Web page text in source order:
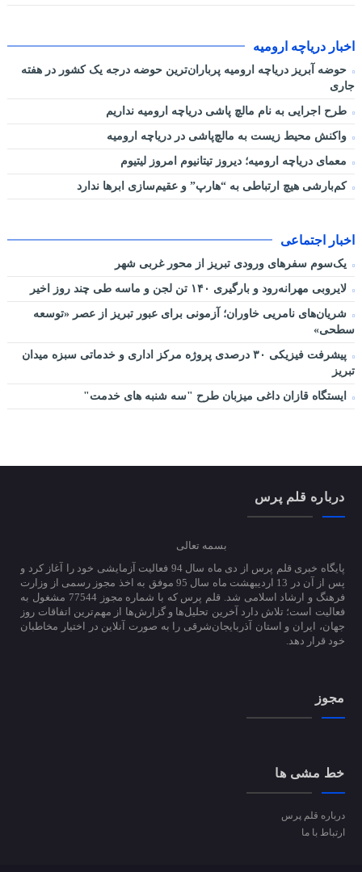
اخبار دریاچه ارومیه
حوضه آبریز دریاچه ارومیه پرباران‌ترین حوضه‌ درجه یک کشور در هفته
جاری
طرح اجرایی به نام مالچ پاشی دریاچه ارومیه نداریم
واکنش محیط زیست به مالچ‌پاشی در دریاچه ارومیه
معمای دریاچه ارومیه؛ دیروز تیتانیوم امروز لیتیوم
کم‌بارشی هیچ ارتباطی به “هارپ” و عقیم‌سازی ابرها ندارد
اخبار اجتماعی
یک‌سوم سفرهای ورودی تبریز از محور غربی شهر
لایروبی مهرانه‌رود و بارگیری ۱۴۰ تن لجن و ماسه طی چند روز اخیر
شریان‌های نامریی خاوران؛ آزمونی برای عبور تبریز از عصر «توسعه
سطحی»
پیشرفت فیزیکی ۳۰ درصدی پروژه مرکز اداری و خدماتی سبزه میدان
تبریز
ایستگاه قازان داغی میزبان طرح "سه شنبه های خدمت"
درباره قلم پرس
بسمه تعالی
پایگاه خبری قلم پرس از دی ماه سال 94 فعالیت آزمایشی خود را آغاز کرد و
پس از آن در 13 اردیبهشت ماه سال 95 موفق به اخذ مجوز رسمی از وزارت
فرهنگ و ارشاد اسلامی شد. قلم پرس که با شماره مجوز 77544 مشغول به
فعالیت است؛ تلاش دارد آخرین تحلیل‌ها و گزارش‌ها از مهم‌ترین اتفاقات روز
جهان، ایران و استان آذربایجان‌شرقی را به صورت آنلاین در اختیار مخاطبان
خود قرار دهد.
مجوز
خط مشی ها
درباره قلم پرس
ارتباط با ما